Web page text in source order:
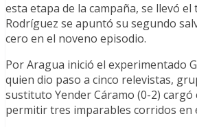
esta etapa de la campaña, se llevó
Rodríguez se apuntó su segundo
cero en el noveno episodio.
Por Aragua inició el experimentado
quien dio paso a cinco relevistas,
sustituto Yender Cáramo (0-2) cargó
permitir tres imparables corridos en